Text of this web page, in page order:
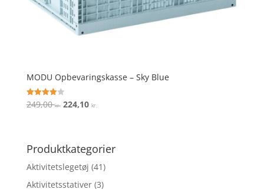
MODU Opbevaringskasse – Sky Blue
Vurderet
4
249,00kr. Den
var:
249,00 kr..
224,10 kr.
er:
Produktkategorier
Aktivitetslegetøj (41)
Aktivitetsstativer (3)